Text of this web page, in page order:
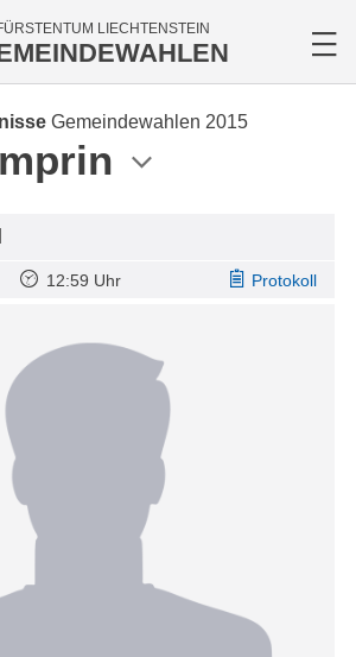
LIECHTENSTEIN
Gemeindewahlen 2015
12:59 Uhr Protokoll